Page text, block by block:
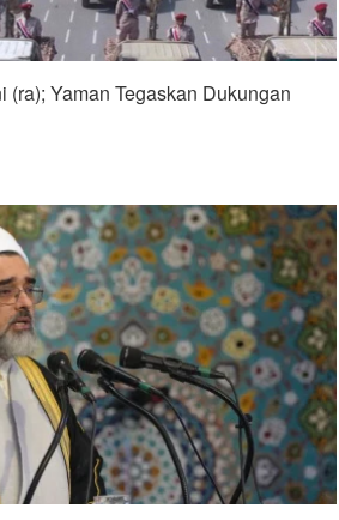
(ra); Yaman Tegaskan Dukungan